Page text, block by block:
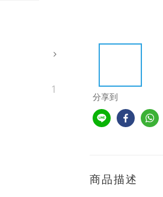
1
分享到
商品描述